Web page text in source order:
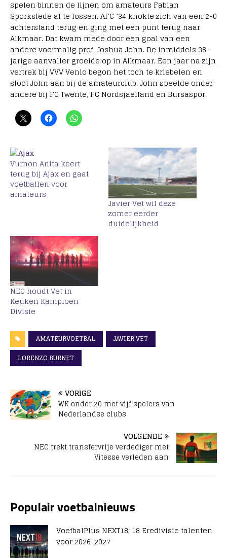
spelen binnen de lijnen om amateurs Fabian
Sporkslede af te lossen. AFC ’34 knokte zich van een 2-0
achterstand terug en ging met een punt terug naar
Alkmaar. Dat kwam mede door een goal van een
andere voormalig prof, Joshua John. De inmiddels 36-
jarige aanvaller groeide op in Alkmaar. Een jaar na zijn
vertrek bij VVV Venlo begon het toch te kriebelen en
sloot John aan bij de amateurclub. John speelde onder
andere bij FC Twente, FC Nordsjaelland en Bursaspor.
Vurnon Anita keert
terug bij Ajax en gaat
voetballen voor
amateurs
Javier Vet wil deze
zomer eerder
duidelijkheid
NEC houdt Vet in
Keuken Kampioen
Divisie
AMATEURVOETBAL
JAVIER VET
LORENZO BURNET
VORIGE
WK onder 20 met vijf spelers van
Nederlandse clubs
VOLGENDE
NEC trekt transfervrije verdediger met
Vitesse verleden aan
Populair voetbalnieuws
VoetbalPlus NEXT18: 18 Eredivisie talenten
voor 2026-2027